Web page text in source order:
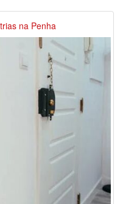
na Penha